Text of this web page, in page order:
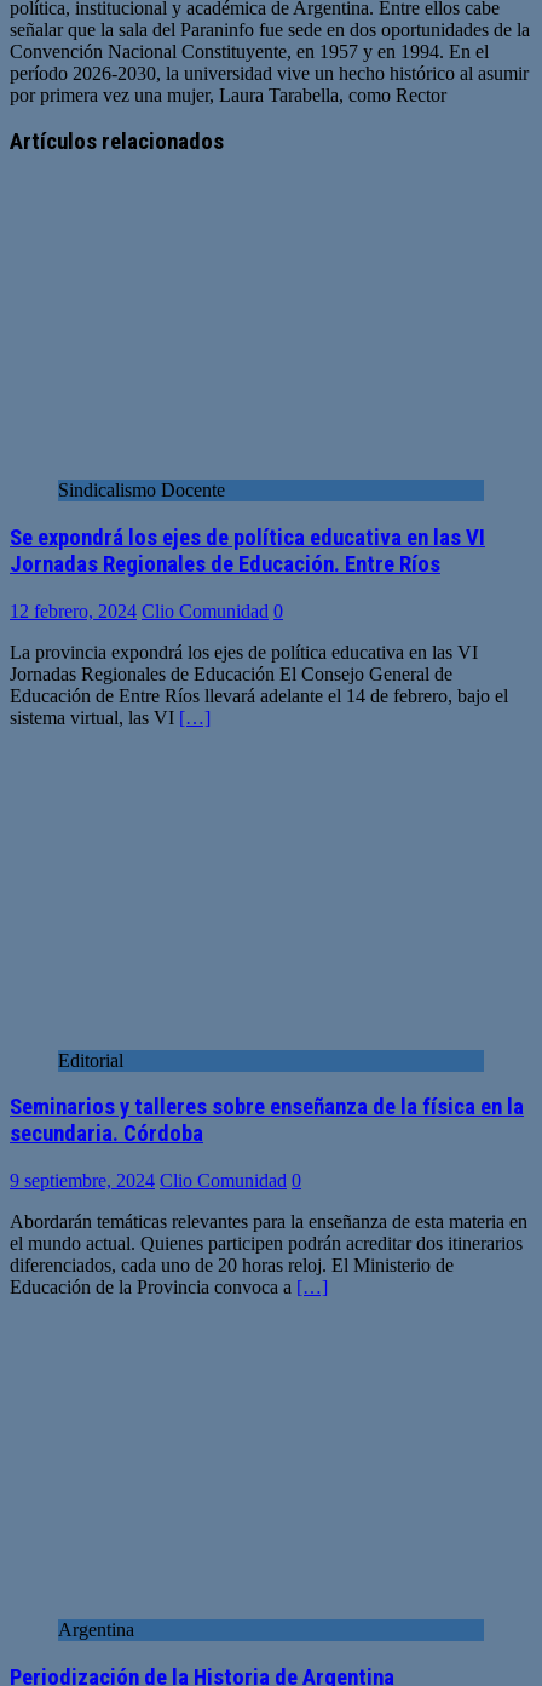
política, institucional y académica de Argentina. Entre ellos cabe
señalar que la sala del Paraninfo fue sede en dos oportunidades de la
Convención Nacional Constituyente, en 1957 y en 1994. En el
período 2026-2030, la universidad vive un hecho histórico al asumir
por primera vez una mujer, Laura Tarabella, como Rector
Artículos relacionados
Sindicalismo Docente
Se expondrá los ejes de política educativa en las VI
Jornadas Regionales de Educación. Entre Ríos
12 febrero, 2024 Clio Comunidad 0
La provincia expondrá los ejes de política educativa en las VI
Jornadas Regionales de Educación El Consejo General de
Educación de Entre Ríos llevará adelante el 14 de febrero, bajo el
sistema virtual, las VI […]
Editorial
Seminarios y talleres sobre enseñanza de la física en la
secundaria. Córdoba
9 septiembre, 2024 Clio Comunidad 0
Abordarán temáticas relevantes para la enseñanza de esta materia en
el mundo actual. Quienes participen podrán acreditar dos itinerarios
diferenciados, cada uno de 20 horas reloj. El Ministerio de
Educación de la Provincia convoca a […]
Argentina
Periodización de la Historia de Argentina